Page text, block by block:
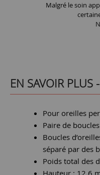
Malgré le soin
EN SAVOIR PLUS -
Pour oreilles
Paire de
Boucles
séparé par des
Poids total des
Hauteur : 12,6